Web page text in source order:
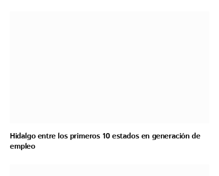
Hidalgo entre los primeros 10 estados en generación de
empleo